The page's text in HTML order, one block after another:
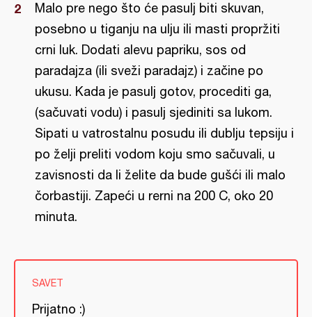
Malo pre nego što će pasulj biti skuvan,
posebno u tiganju na ulju ili masti propržiti
crni luk. Dodati alevu papriku, sos od
paradajza (ili sveži paradajz) i začine po
ukusu. Kada je pasulj gotov, procediti ga,
(sačuvati vodu) i pasulj sjediniti sa lukom.
Sipati u vatrostalnu posudu ili dublju tepsiju i
po želji preliti vodom koju smo sačuvali, u
zavisnosti da li želite da bude gušći ili malo
čorbastiji. Zapeći u rerni na 200 C, oko 20
minuta.
SAVET
Prijatno :)